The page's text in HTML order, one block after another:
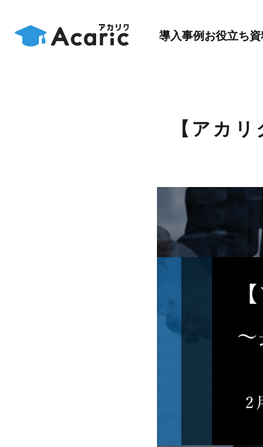
導入事例 お役立ち
【アカ